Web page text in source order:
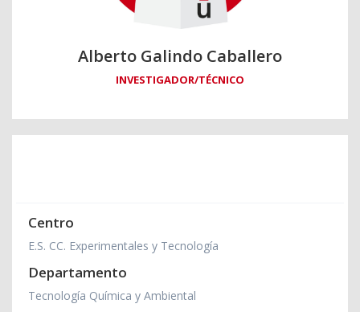
Alberto Galindo Caballero
INVESTIGADOR/TÉCNICO
Centro
E.S. CC. Experimentales y Tecnología
Departamento
Tecnología Química y Ambiental